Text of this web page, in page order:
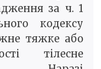
за ч. 1
кодексу
тяжке або
тілесне